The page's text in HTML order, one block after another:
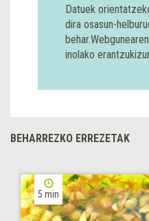
Datuek
dira osasun-
inolako
BEHARREZKO ERREZETAK
5 min